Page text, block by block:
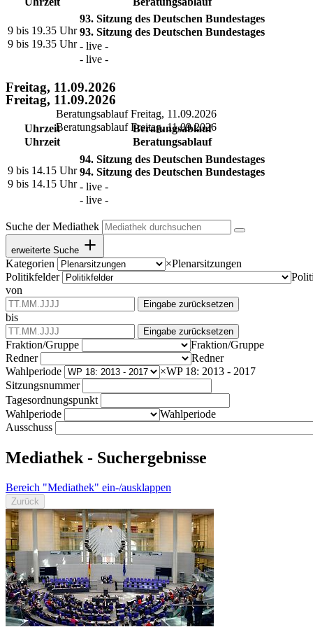
9 bis 19.35 Uhr
93. Sitzung des Deutschen Bundestages
- live -
Freitag, 11.09.2026
Beratungsablauf Freitag, 11.09.2026
Uhrzeit
Beratungsablauf
9 bis 14.15 Uhr
94. Sitzung des Deutschen Bundestages
- live -
9 bis 19.35 Uhr
93. Sitzung des Deutschen Bundestages
- live -
Freitag, 11.09.2026
Beratungsablauf Freitag, 11.09.2026
Uhrzeit
Beratungsablauf
9 bis 14.15 Uhr
94. Sitzung des Deutschen Bundestages
- live -
Suche der Mediathek
erweiterte Suche
Kategorien ×Plenarsitzungen
Politikfelder
von
Eingabe zurücksetzen
bis
Eingabe zurücksetzen
Fraktion/Gruppe
Fraktion/Gruppe
Redner
Redner
Wahlperiode
×WP 18: 2013 - 2017
Sitzungsnummer
Tagesordnungspunkt
Wahlperiode
Wahlperiode
Ausschuss
Mediathek - Suchergebnisse
Bereich "Mediathek" ein-/ausklappen
Zurück